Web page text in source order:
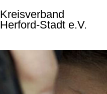
Kreisverband
Herford-Stadt e.V.